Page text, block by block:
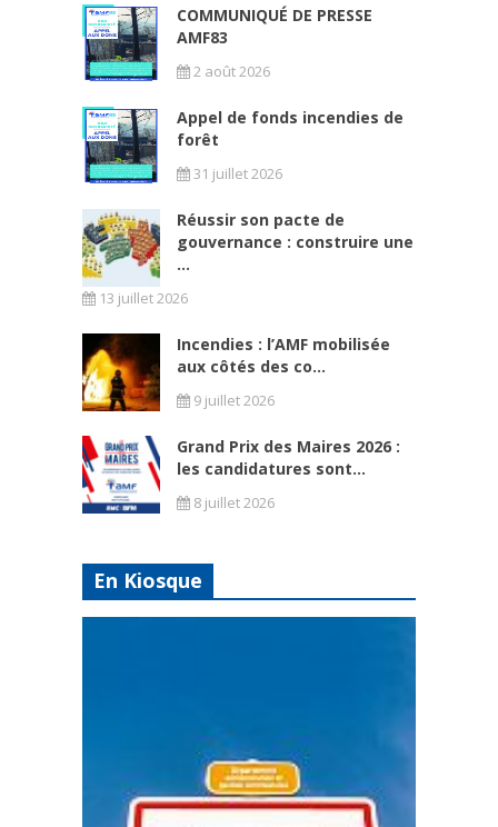
COMMUNIQUÉ DE PRESSE
AMF83
2 août 2026
Appel de fonds incendies de
forêt
31 juillet 2026
Réussir son pacte de
gouvernance : construire une
...
13 juillet 2026
Incendies : l’AMF mobilisée
aux côtés des co...
9 juillet 2026
Grand Prix des Maires 2026 :
les candidatures sont...
8 juillet 2026
En Kiosque